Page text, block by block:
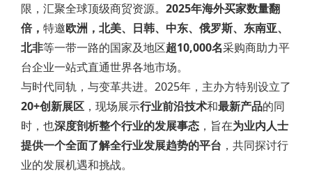
限， 汇聚全球顶级商贸资源。 2025年海外买家数量翻
倍， 特邀欧洲，北美、日韩、中东、 俄罗斯、东南亚、
北非等一带一路的国家及地区超10,000名采购商助力平
台企业一站式直通世界各地市场。
与时代同轨，与变革共进。2025年，主办方特别设立了
20+创新展区 ，现场展示行业前沿技术和最新产品的同
时，也深度剖析整个行业的发展事态 ，旨在为业内人士
提供一个全面了解全行业发展趋势的平台 ，共同探讨行
业的发展机遇和挑战。